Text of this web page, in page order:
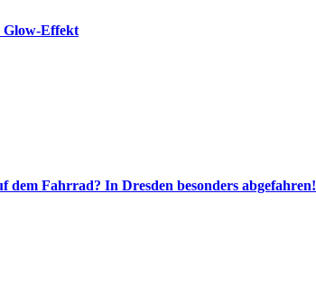
Glow-Effekt
dem Fahrrad? In Dresden besonders abgefahren!